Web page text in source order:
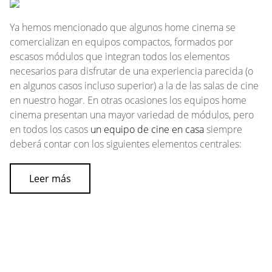
Ya hemos mencionado que algunos home cinemase
comercializan en equipos compactos, formados por
escasos módulos que integran todos los elementos
necesarios para disfrutar de una experiencia parecida (o
en algunos casos incluso superior) a la de las salas de cine
en nuestro hogar. En otras ocasiones los equipos home
cinema presentan una mayor variedad de módulos, pero
en todos los casos un equipo de cine en casasiempre
deberá contar con los siguientes elementos centrales:
Leer más